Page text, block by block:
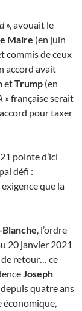
», avouait le
Maire (en juin
commis de ceux
accord avait
etTrump (en
» française serait
pour taxer
pointe d’ici
défi :
que la
, l’ordre
20 janvier 2021
retour… ce
Joseph
quatre ans
économique,